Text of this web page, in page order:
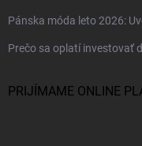
Pánska móda leto 2026:
Prečo sa oplatí investovať
PRIJÍMAME ONLINE